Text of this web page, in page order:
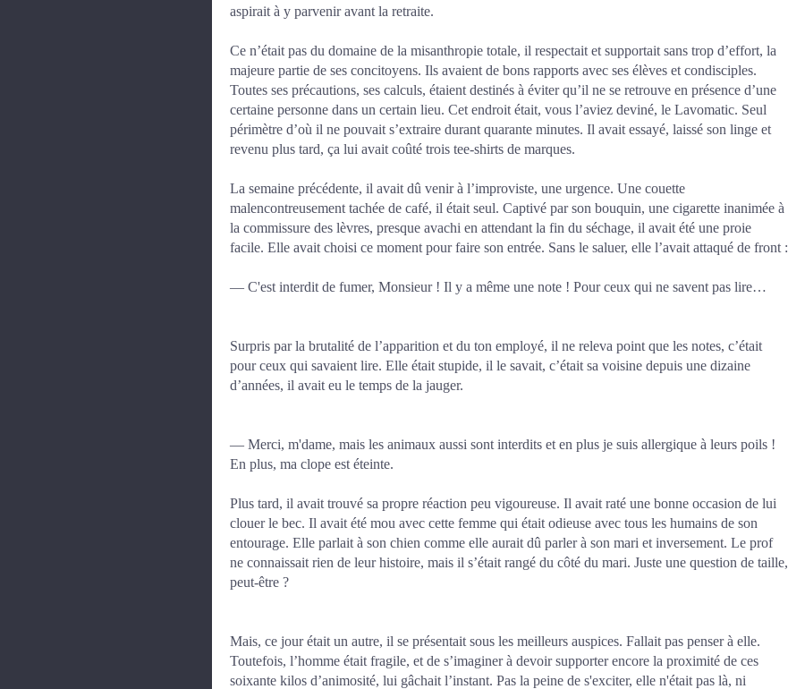
aspirait à y parvenir avant la retraite.
Ce n’était pas du domaine de la misanthropie totale, il respectait et supportait sans trop d’effort, la
majeure partie de ses concitoyens. Ils avaient de bons rapports avec ses élèves et condisciples.
Toutes ses précautions, ses calculs, étaient destinés à éviter qu’il ne se retrouve en présence d’une
certaine personne dans un certain lieu. Cet endroit était, vous l’aviez deviné, le Lavomatic. Seul
périmètre d’où il ne pouvait s’extraire durant quarante minutes. Il avait essayé, laissé son linge et
revenu plus tard, ça lui avait coûté trois tee-shirts de marques.
La semaine précédente, il avait dû venir à l’improviste, une urgence. Une couette
malencontreusement tachée de café, il était seul. Captivé par son bouquin, une cigarette inanimée à
la commissure des lèvres, presque avachi en attendant la fin du séchage, il avait été une proie
facile. Elle avait choisi ce moment pour faire son entrée. Sans le saluer, elle l’avait attaqué de front :
— C'est interdit de fumer, Monsieur ! Il y a même une note ! Pour ceux qui ne savent pas lire…
Surpris par la brutalité de l’apparition et du ton employé, il ne releva point que les notes, c’était
pour ceux qui savaient lire. Elle était stupide, il le savait, c’était sa voisine depuis une dizaine
d’années, il avait eu le temps de la jauger.
— Merci, m'dame, mais les animaux aussi sont interdits et en plus je suis allergique à leurs poils !
En plus, ma clope est éteinte.
Plus tard, il avait trouvé sa propre réaction peu vigoureuse. Il avait raté une bonne occasion de lui
clouer le bec. Il avait été mou avec cette femme qui était odieuse avec tous les humains de son
entourage. Elle parlait à son chien comme elle aurait dû parler à son mari et inversement. Le prof
ne connaissait rien de leur histoire, mais il s’était rangé du côté du mari. Juste une question de taille,
peut-être ?
Mais, ce jour était un autre, il se présentait sous les meilleurs auspices. Fallait pas penser à elle.
Toutefois, l’homme était fragile, et de s’imaginer à devoir supporter encore la proximité de ces
soixante kilos d’animosité, lui gâchait l’instant. Pas la peine de s'exciter, elle n'était pas là, ni